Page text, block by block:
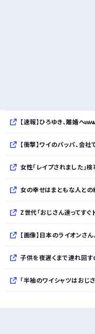
【速報】ひろゆき、離婚へｗｗ
【衝撃】ワイのパッパ、会社
女性「レイプされました」
女の幸せはまともな人との
Z世代「おじさん達ってすぐドラ
【画像】日本のライオン
子供を夜遅くまで連れ回す
「半袖のワイシャツはおじ